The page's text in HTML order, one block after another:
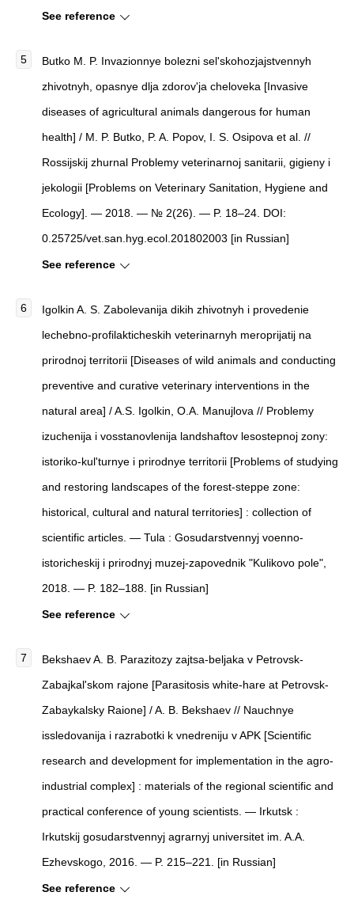
See reference
Butko M. P. Invazionnye bolezni sel'skohozjajstvennyh
zhivotnyh, opasnye dlja zdorov'ja cheloveka [Invasive
diseases of agricultural animals dangerous for human
health] / M. P. Butko, P. A. Popov, I. S. Osipova et al. //
Rossijskij zhurnal Problemy veterinarnoj sanitarii, gigieny i
jekologii [Problems on Veterinary Sanitation, Hygiene and
Ecology]. — 2018. — № 2(26). — P. 18–24. DOI:
0.25725/vet.san.hyg.ecol.201802003 [in Russian]
See reference
Igolkin A. S. Zabolevanija dikih zhivotnyh i provedenie
lechebno-profilakticheskih veterinarnyh meroprijatij na
prirodnoj territorii [Diseases of wild animals and conducting
preventive and curative veterinary interventions in the
natural area] / A.S. Igolkin, O.A. Manujlova // Problemy
izuchenija i vosstanovlenija landshaftov lesostepnoj zony:
istoriko-kul'turnye i prirodnye territorii [Problems of studying
and restoring landscapes of the forest-steppe zone:
historical, cultural and natural territories] : collection of
scientific articles. — Tula : Gosudarstvennyj voenno-
istoricheskij i prirodnyj muzej-zapovednik "Kulikovo pole",
2018. — P. 182–188. [in Russian]
See reference
Bekshaev A. B. Parazitozy zajtsa-beljaka v Petrovsk-
Zabajkal'skom rajone [Parasitosis white-hare at Petrovsk-
Zabaykalsky Raione] / A. B. Bekshaev // Nauchnye
issledovanija i razrabotki k vnedreniju v APK [Scientific
research and development for implementation in the agro-
industrial complex] : materials of the regional scientific and
practical conference of young scientists. — Irkutsk :
Irkutskij gosudarstvennyj agrarnyj universitet im. A.A.
Ezhevskogo, 2016. — P. 215–221. [in Russian]
See reference